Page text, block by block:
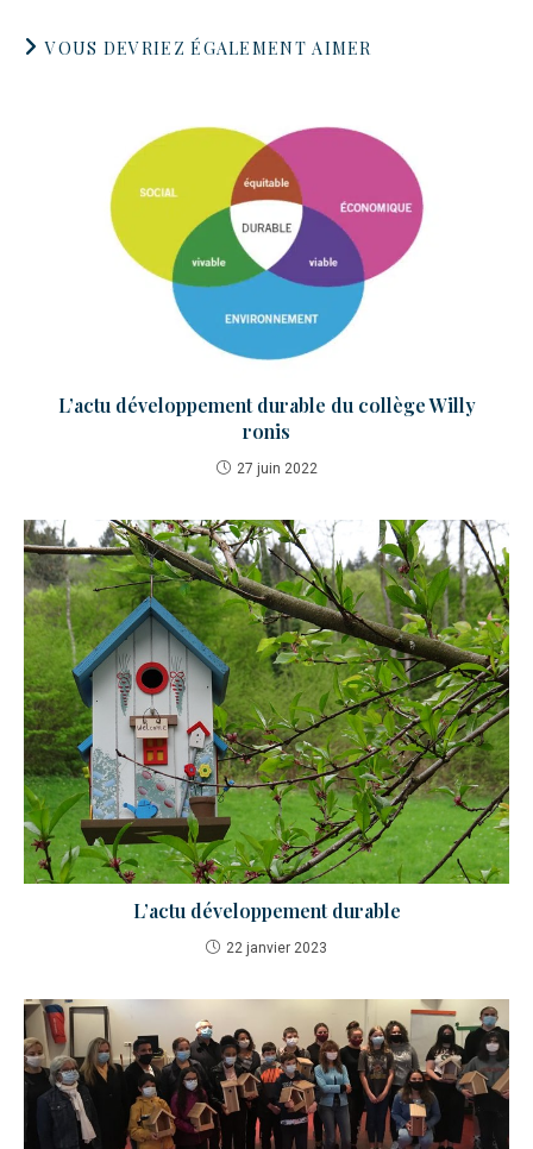
VOUS DEVRIEZ ÉGALEMENT AIMER
L’actu développement durable du collège Willy
ronis
27 juin 2022
L’actu développement durable
22 janvier 2023